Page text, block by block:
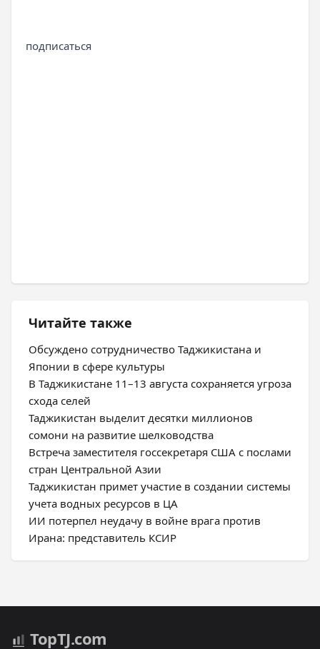
подписаться
Читайте также
Обсуждено сотрудничество Таджикистана и
Японии в сфере культуры
В Таджикистане 11–13 августа сохраняется угроза
схода селей
Таджикистан выделит десятки миллионов
сомони на развитие шелководства
Встреча заместителя госсекретаря США с послами
стран Центральной Азии
Таджикистан примет участие в создании системы
учета водных ресурсов в ЦА
ИИ потерпел неудачу в войне врага против
Ирана: представитель КСИР
TopTJ.com